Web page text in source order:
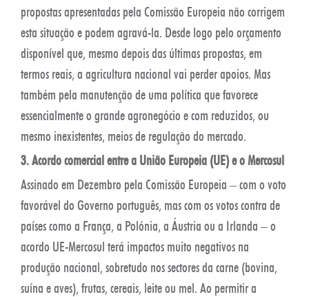
propostas apresentadas pela Comissão Europeia não corrigem
esta situação e podem agravá-la. Desde logo pelo orçamento
disponível que, mesmo depois das últimas propostas, em
termos reais, a agricultura nacional vai perder apoios. Mas
também pela manutenção de uma política que favorece
essencialmente o grande agronegócio e com reduzidos, ou
mesmo inexistentes, meios de regulação do mercado.
3. Acordo comercial entre a União Europeia (UE) e o Mercosul
Assinado em Dezembro pela Comissão Europeia – com o voto
favorável do Governo português, mas com os votos contra de
países como a França, a Polónia, a Áustria ou a Irlanda – o
acordo UE-Mercosul terá impactos muito negativos na
produção nacional, sobretudo nos sectores da carne (bovina,
suína e aves), frutas, cereais, leite ou mel. Ao permitir a